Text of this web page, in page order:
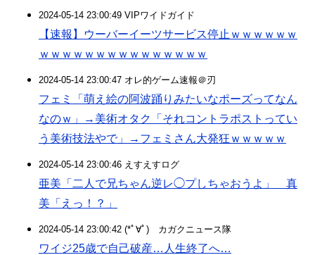
2024-05-14 23:00:49 VIPワイドガイド
【速報】ウーバーイーツサービス停止ｗｗｗｗｗｗ
ｗｗｗｗｗｗｗｗｗｗｗｗｗｗｗ
2024-05-14 23:00:47 オレ的ゲーム速報＠刃
フェミ「萌え絵の阿波踊りみたいなポーズってなん
なのｗ」→美術オタク「それコントラポストってい
う美術技法やで」→フェミさん大発狂ｗｗｗｗｗ
2024-05-14 23:00:46 えすえすログ
亜美「二人で兄ちゃん逆レ◯プしちゃおうよ」 真
美「えっ！？」
2024-05-14 23:00:42 (*ﾟ∀ﾟ)ゞカガクニュース隊
ワイジ25歳で自己破産…人生終了へ…